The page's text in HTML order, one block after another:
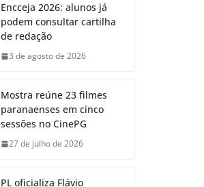
Encceja 2026: alunos já
podem consultar cartilha
de redação
3 de agosto de 2026
Mostra reúne 23 filmes
paranaenses em cinco
sessões no CinePG
27 de julho de 2026
PL oficializa Flávio